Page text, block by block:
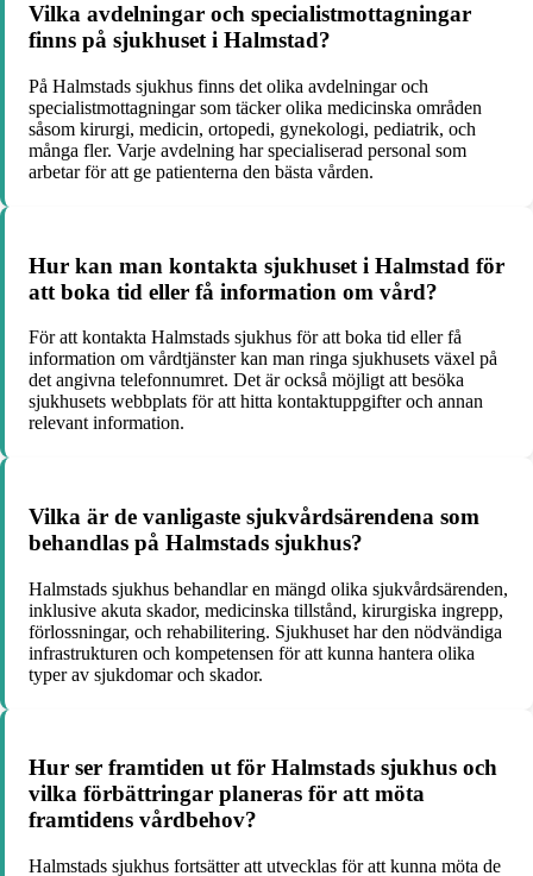
Vilka avdelningar och specialistmottagningar
finns på sjukhuset i Halmstad?
På Halmstads sjukhus finns det olika avdelningar och
specialistmottagningar som täcker olika medicinska områden
såsom kirurgi, medicin, ortopedi, gynekologi, pediatrik, och
många fler. Varje avdelning har specialiserad personal som
arbetar för att ge patienterna den bästa vården.
Hur kan man kontakta sjukhuset i Halmstad för
att boka tid eller få information om vård?
För att kontakta Halmstads sjukhus för att boka tid eller få
information om vårdtjänster kan man ringa sjukhusets växel på
det angivna telefonnumret. Det är också möjligt att besöka
sjukhusets webbplats för att hitta kontaktuppgifter och annan
relevant information.
Vilka är de vanligaste sjukvårdsärendena som
behandlas på Halmstads sjukhus?
Halmstads sjukhus behandlar en mängd olika sjukvårdsärenden,
inklusive akuta skador, medicinska tillstånd, kirurgiska ingrepp,
förlossningar, och rehabilitering. Sjukhuset har den nödvändiga
infrastrukturen och kompetensen för att kunna hantera olika
typer av sjukdomar och skador.
Hur ser framtiden ut för Halmstads sjukhus och
vilka förbättringar planeras för att möta
framtidens vårdbehov?
Halmstads sjukhus fortsätter att utvecklas för att kunna möta de